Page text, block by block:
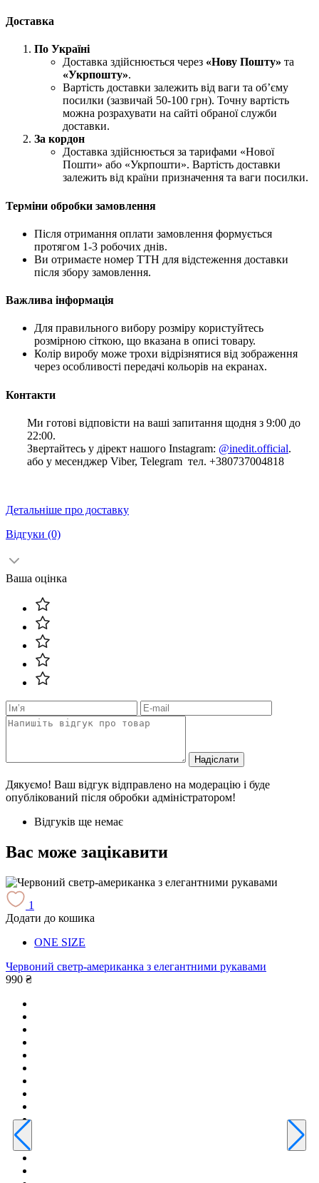
Доставка
По Україні
Доставка здійснюється через «Нову Пошту» та
«Укрпошту».
Вартість доставки залежить від ваги та об’єму
посилки (зазвичай 50-100 грн). Точну вартість
можна розрахувати на сайті обраної служби
доставки.
За кордон
Доставка здійснюється за тарифами «Нової
Пошти» або «Укрпошти». Вартість доставки
залежить від країни призначення та ваги посилки.
Терміни обробки замовлення
Після отримання оплати замовлення формується
протягом 1-3 робочих днів.
Ви отримаєте номер ТТН для відстеження доставки
після збору замовлення.
Важлива інформація
Для правильного вибору розміру користуйтесь
розмірною сіткою, що вказана в описі товару.
Колір виробу може трохи відрізнятися від зображення
через особливості передачі кольорів на екранах.
Контакти
Ми готові відповісти на ваші запитання щодня з 9:00 до
22:00.
Звертайтесь у дірект нашого Instagram: @inedit.official.
або у месенджер Viber, Telegram тел. +380737004818
Детальніше про доставку
Відгуки (0)
Ваша оцінка
Надіслати
Дякуємо! Ваш відгук відправлено на модерацію і буде
опублікований після обробки адміністратором!
Відгуків ще немає
Вас може зацікавити
1
Додати до кошика
ONE SIZE
Червоний светр-американка з елегантними рукавами
990 ₴